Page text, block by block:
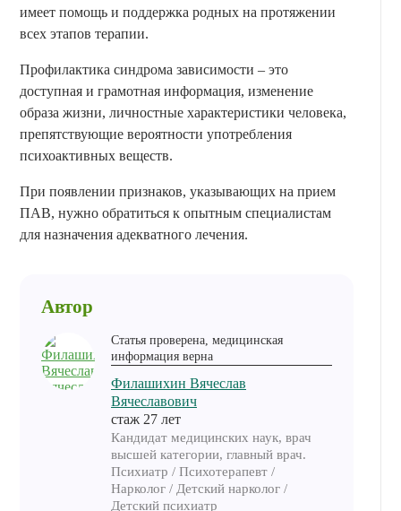
имеет помощь и поддержка родных на протяжении
всех этапов терапии.
Профилактика синдрома зависимости – это
доступная и грамотная информация, изменение
образа жизни, личностные характеристики человека,
препятствующие вероятности употребления
психоактивных веществ.
При появлении признаков, указывающих на прием
ПАВ, нужно обратиться к опытным специалистам
для назначения адекватного лечения.
Автор
Статья проверена, медицинская
информация верна
Филашихин Вячеслав
Вячеславович
cтаж 27 лет
Кандидат медицинских наук, врач
высшей категории, главный врач.
Психиатр / Психотерапевт /
Нарколог / Детский нарколог /
Детский психиатр